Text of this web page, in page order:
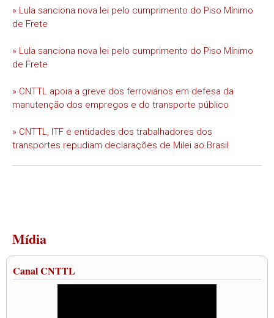
» Lula sanciona nova lei pelo cumprimento do Piso Mínimo
de Frete
» Lula sanciona nova lei pelo cumprimento do Piso Mínimo
de Frete
» CNTTL apoia a greve dos ferroviários em defesa da
manutenção dos empregos e do transporte público
» CNTTL, ITF e entidades dos trabalhadores dos
transportes repudiam declarações de Milei ao Brasil
Mídia
Canal CNTTL